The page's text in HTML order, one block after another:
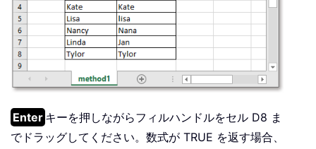
Enter キーを押しながらフィルハンドルをセル D8 ま
でドラッグしてください。数式が TRUE を返す場合、